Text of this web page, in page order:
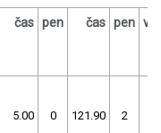
čas pen čas pen
5.00 0 121.90 2